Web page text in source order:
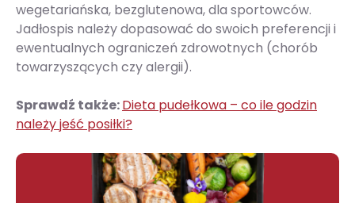
wegetariańska, bezglutenowa, dla sportowców.
Jadłospis należy dopasować do swoich preferencji i
ewentualnych ograniczeń zdrowotnych (chorób
towarzyszących czy alergii).
Sprawdź także:Dieta pudełkowa – co ile godzin
należy jeść posiłki?